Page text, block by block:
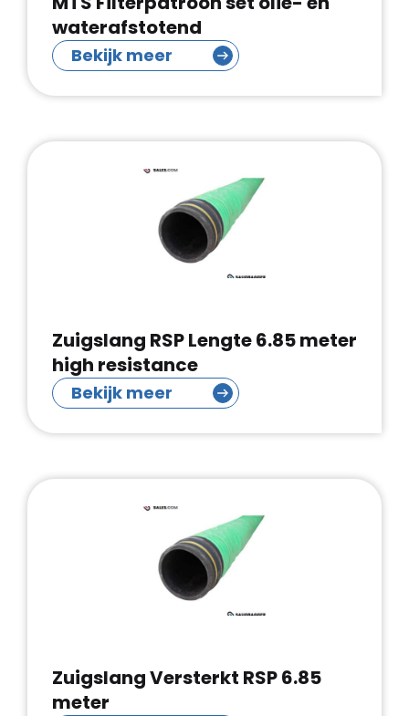
waterafstotend
Bekijk meer
Zuigslang RSP Lengte 6.85 meter
high resistance
Bekijk meer
Zuigslang Versterkt RSP 6.85
meter